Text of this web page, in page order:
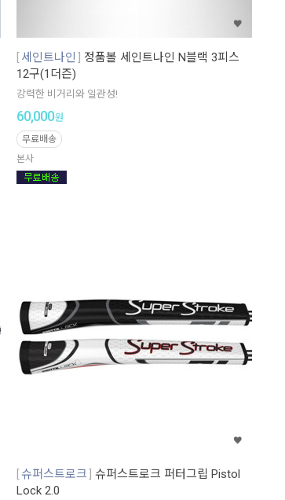
세인트나인
정품볼 세인트나인 N블랙 3피스
12구(1더즌)
강력한 비거리와 일관성!
60,000원
무료배송
본사
슈퍼스트로크
슈퍼스트로크 퍼터그립 Pistol
Lock 2.0